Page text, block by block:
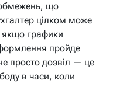
обмежень, що
цілком може
якщо графики
пройде
просто дозвіл — це
в часи, коли